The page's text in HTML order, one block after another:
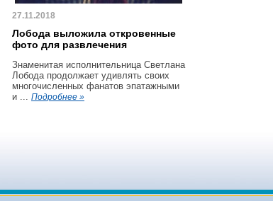
27.11.2018
Лобода выложила откровенные
фото для развлечения
Знаменитая исполнительница Светлана
Лобода продолжает удивлять своих
многочисленных фанатов эпатажными
и ... Подробнее »